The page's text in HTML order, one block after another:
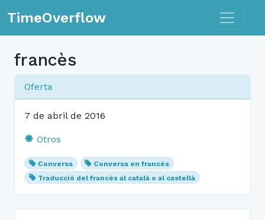
TimeOverflow Toggle
francès
Oferta
7 de abril de 2016
Otros
Conversa
Conversa en francès
Traducció del francès al català o al castellà